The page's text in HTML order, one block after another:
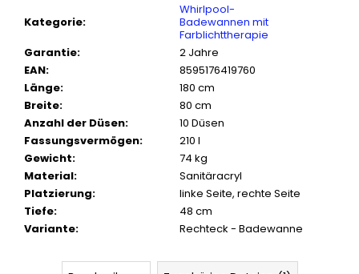
Kategorie:
Whirlpool-
Badewannen mit
Farblichttherapie
Garantie:
2 Jahre
EAN:
8595176419760
Länge:
180 cm
Breite:
80 cm
Anzahl der Düsen:
10 Düsen
Fassungsvermögen:
210 l
Gewicht:
74 kg
Material:
Sanitäracryl
Platzierung:
linke Seite, rechte Seite
Tiefe:
48 cm
Variante: Rechteck - Badewanne